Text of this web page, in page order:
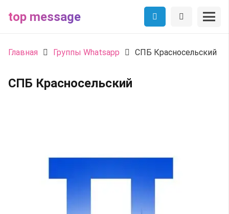
top message
Главная Группы Whatsapp СПБ Красносельский
СПБ Красносельский